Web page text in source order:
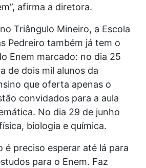
afirma a diretora.
Triângulo Mineiro, a Escola
Pedreiro também já tem o
Enem marcado: no dia 25
de dois mil alunos da
que oferta apenas o
convidados para a aula
No dia 29 de junho
biologia e química.
é preciso esperar até lá para
para o Enem. Faz